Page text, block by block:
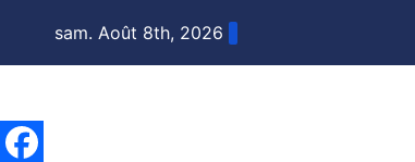
sam. Août 8th, 2026